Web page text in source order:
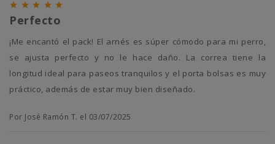
    
Perfecto
¡Me encantó el pack! El arnés es súper cómodo para mi perro,
se ajusta perfecto y no le hace daño. La correa tiene la
longitud ideal para paseos tranquilos y el porta bolsas es muy
práctico, además de estar muy bien diseñado.
Por José Ramón T. el 03/07/2025